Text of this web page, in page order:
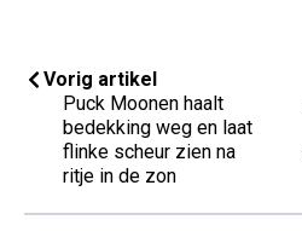
Vorig artikel
Puck Moonen haalt
bedekking weg en laat
flinke scheur zien na
ritje in de zon